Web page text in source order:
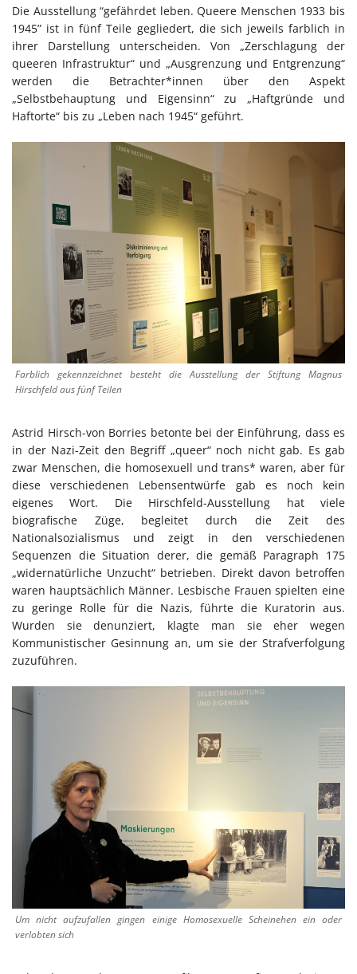
Die Ausstellung “gefährdet leben. Queere Menschen 1933 bis
1945” ist in fünf Teile gegliedert, die sich jeweils farblich in
ihrer Darstellung unterscheiden. Von „Zerschlagung der
queeren Infrastruktur“ und „Ausgrenzung und Entgrenzung“
werden die Betrachter*innen über den Aspekt
„Selbstbehauptung und Eigensinn“ zu „Haftgründe und
Haftorte“ bis zu „Leben nach 1945“ geführt.
Farblich gekennzeichnet besteht die Ausstellung der Stiftung Magnus
Hirschfeld aus fünf Teilen
Astrid Hirsch-von Borries betonte bei der Einführung, dass es
in der Nazi-Zeit den Begriff „queer“ noch nicht gab. Es gab
zwar Menschen, die homosexuell und trans* waren, aber für
diese verschiedenen Lebensentwürfe gab es noch kein
eigenes Wort. Die Hirschfeld-Ausstellung hat viele
biografische Züge, begleitet durch die Zeit des
Nationalsozialismus und zeigt in den verschiedenen
Sequenzen die Situation derer, die gemäß Paragraph 175
„widernatürliche Unzucht“ betrieben. Direkt davon betroffen
waren hauptsächlich Männer. Lesbische Frauen spielten eine
zu geringe Rolle für die Nazis, führte die Kuratorin aus.
Wurden sie denunziert, klagte man sie eher wegen
Kommunistischer Gesinnung an, um sie der Strafverfolgung
zuzuführen.
Um nicht aufzufallen gingen einige Homosexuelle Scheinehen ein oder
verlobten sich